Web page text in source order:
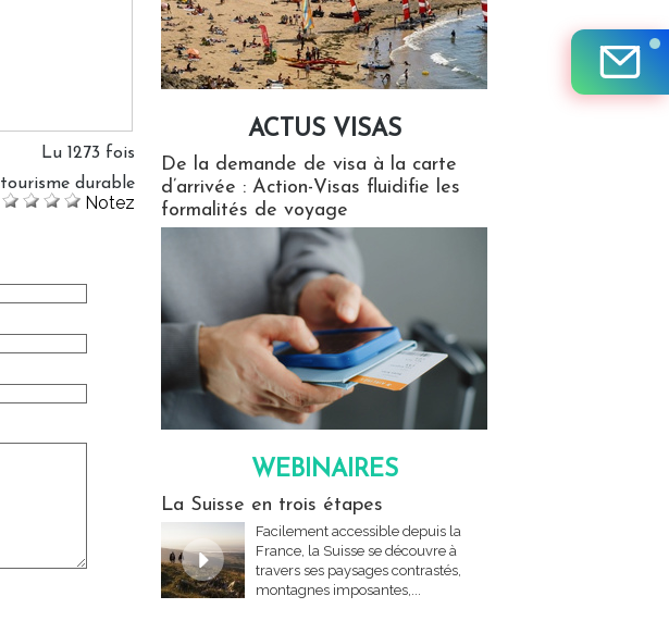
Lu 1273 fois
tourisme durable
Notez
ACTUS VISAS
De la demande de visa à la carte
d’arrivée : Action-Visas fluidifie les
formalités de voyage
WEBINAIRES
La Suisse en trois étapes
Facilement accessible depuis la
France, la Suisse se découvre à
travers ses paysages contrastés,
montagnes imposantes,...